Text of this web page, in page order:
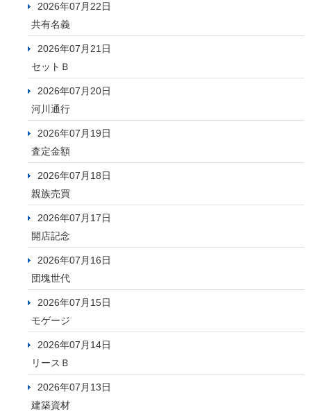
2026年07月22日
共有名義
2026年07月21日
セットＢ
2026年07月20日
河川通行
2026年07月19日
査定金額
2026年07月18日
親族売買
2026年07月17日
開店記念
2026年07月16日
団塊世代
2026年07月15日
モゲージ
2026年07月14日
リースＢ
2026年07月13日
建築資材